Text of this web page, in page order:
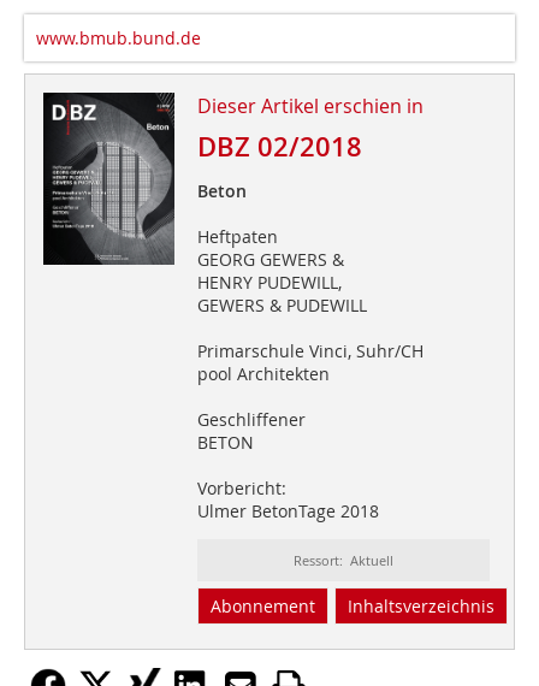
www.bmub.bund.de
Dieser Artikel erschien in
DBZ 02/2018
Beton
Heftpaten
GEORG GEWERS &
HENRY PUDEWILL,
GEWERS & PUDEWILL
Primarschule Vinci, Suhr/CH
pool Architekten
Geschliffener
BETON
Vorbericht:
Ulmer BetonTage 2018
Ressort: Aktuell
Abonnement Inhaltsverzeichnis